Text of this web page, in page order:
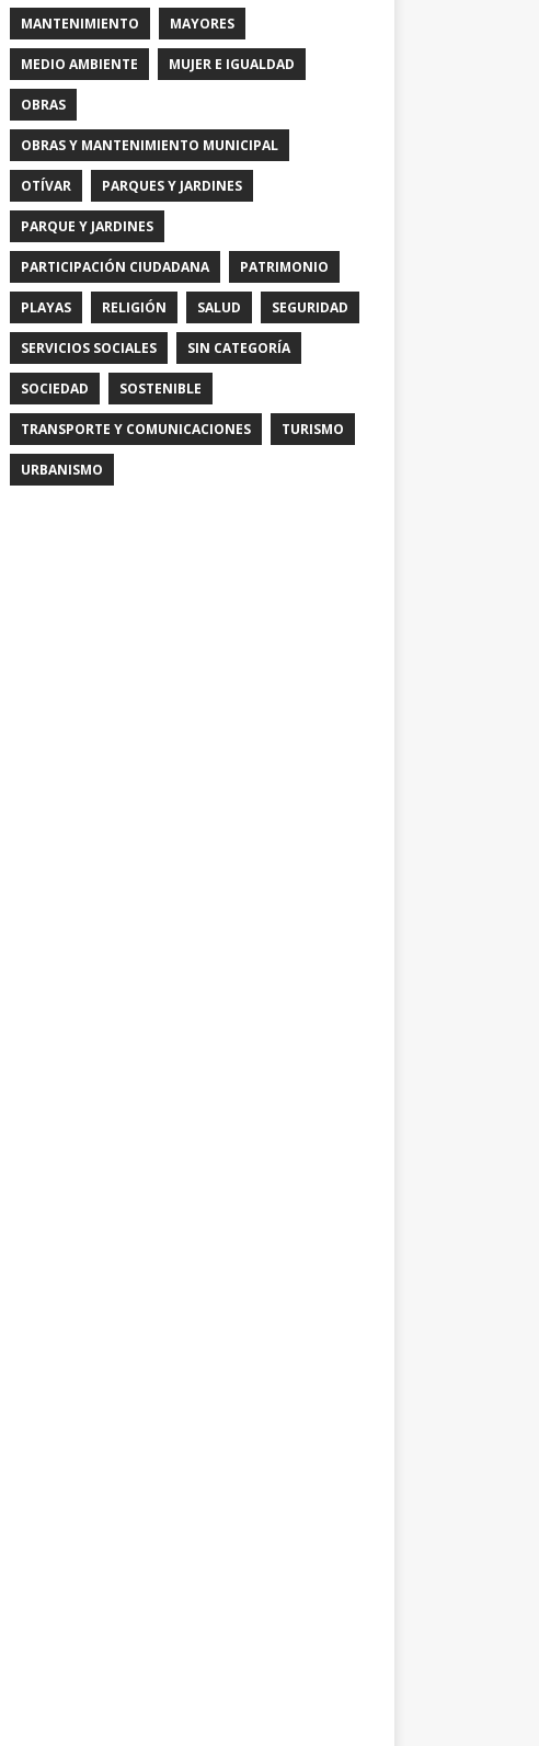
MANTENIMIENTO MAYORES
MEDIO AMBIENTE MUJER E IGUALDAD
OBRAS
OBRAS Y MANTENIMIENTO MUNICIPAL
OTÍVAR PARQUES Y JARDINES
PARQUE Y JARDINES
PARTICIPACIÓN CIUDADANA PATRIMONIO
PLAYAS RELIGIÓN SALUD SEGURIDAD
SERVICIOS SOCIALES SIN CATEGORÍA
SOCIEDAD SOSTENIBLE
TRANSPORTE Y COMUNICACIONES TURISMO
URBANISMO